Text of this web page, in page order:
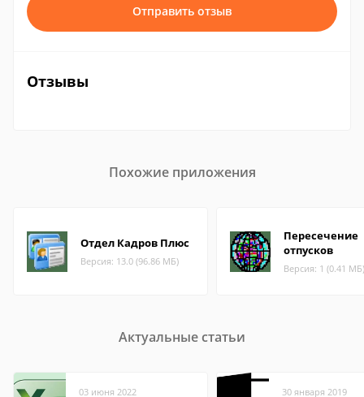
Отправить отзыв
Отзывы
Похожие приложения
Отдел Кадров Плюс
Версия: 13.0 (96.86 МБ)
Пересечение
отпусков
Версия: 1 (0.41 МБ)
Актуальные статьи
03 июня 2022 30 января 2019